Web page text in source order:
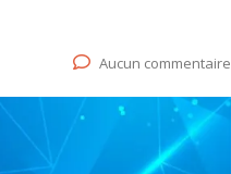
Aucun commentaire